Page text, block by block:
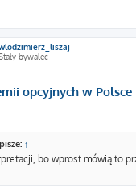
bywalec
opcyjnych w Polsce
pisze: ↑
bo wprost mówią to